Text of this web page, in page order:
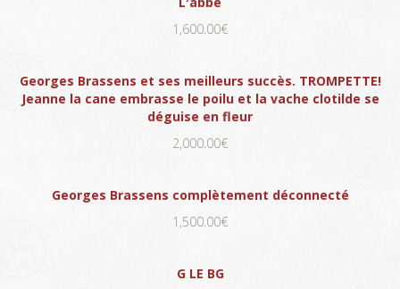
1,600.00€
Georges Brassens et ses meilleurs succès. TROMPETTE!
Jeanne la cane embrasse le poilu et la vache clotilde se
déguise en fleur
2,000.00€
Georges Brassens complètement déconnecté
1,500.00€
G LE BG